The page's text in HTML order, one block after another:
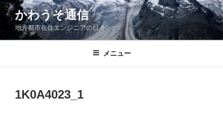
コ
ン
ン
かわうそ通信
地方都市在住エンジニアの日々
メニュー
1K0A4023_1